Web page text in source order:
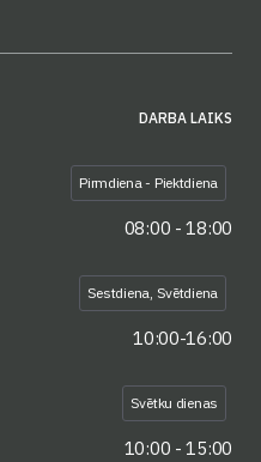
DARBA LAIKS
Pirmdiena - Piektdiena
08:00 - 18:00
Sestdiena, Svētdiena
10:00-16:00
Svētku dienas
10:00 - 15:00